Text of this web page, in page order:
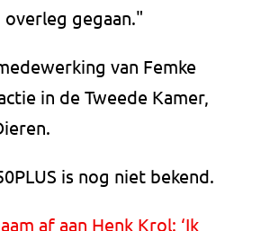
gegaan."
van Femke
in de Tweede Kamer,
is nog niet bekend.
af aan Henk Krol: ‘Ik